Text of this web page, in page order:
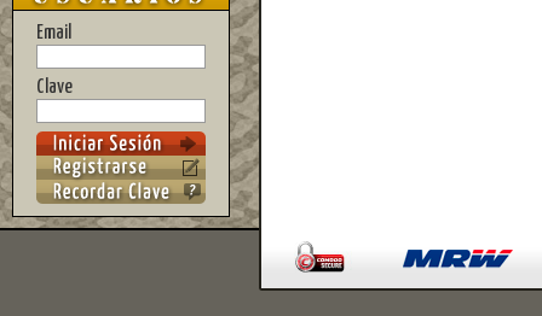
Email
Clave